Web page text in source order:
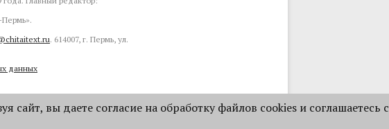
. 614007, г. Пермь, ул.
данных
сайт, вы даете согласие на обработку файлов cookies и соглашаетесь с